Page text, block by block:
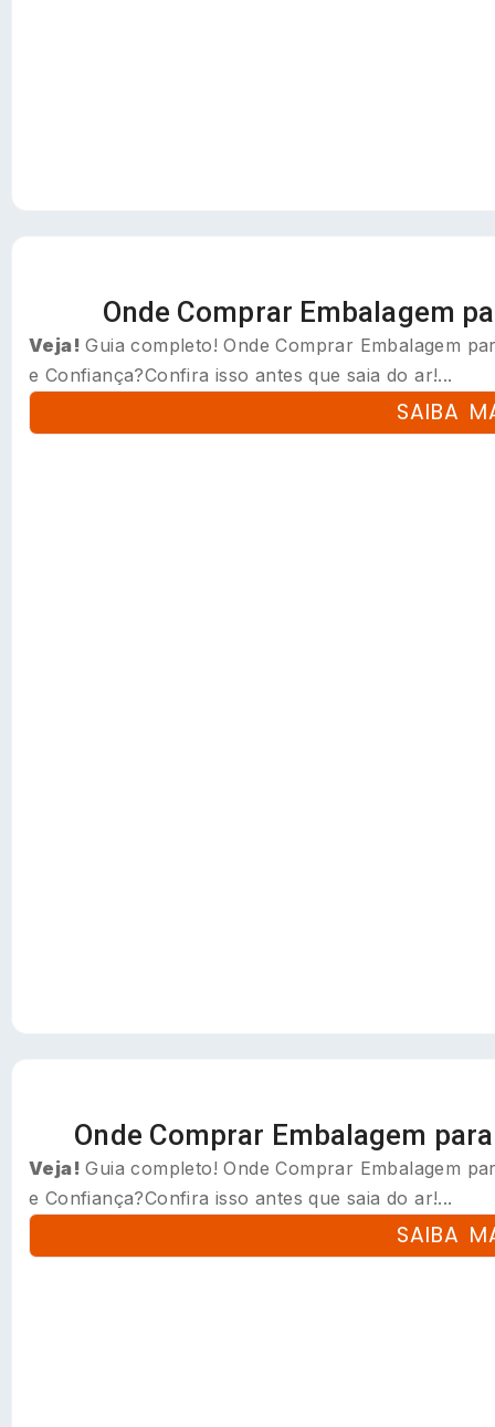
Onde Comprar Embalagem
Veja! Guia completo! Onde Comprar Embalagem
e Confiança?Confira isso antes que saia do ar!...
SAIBA
Onde Comprar Embalagem
Veja! Guia completo! Onde Comprar Embalagem
e Confiança?Confira isso antes que saia do ar!...
SAIBA